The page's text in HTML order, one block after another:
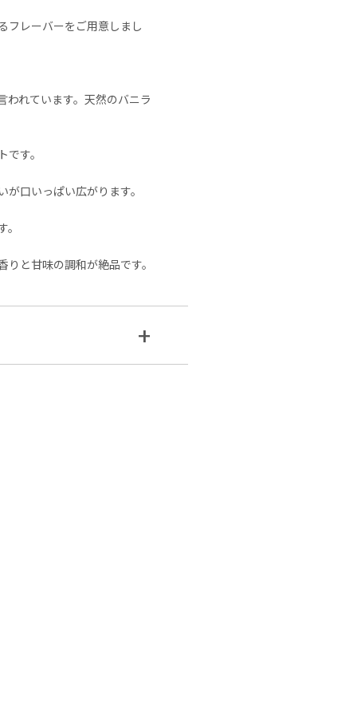
フレーバーをご用意しまし
れています。天然のバニラ
す。
口いっぱい広がります。
と甘味の調和が絶品です。